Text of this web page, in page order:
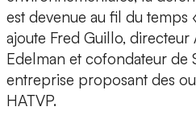
est devenue au fil du temps
ajoute Fred Guillo,
Edelman et cofondateur de
entreprise proposant des
HATVP.